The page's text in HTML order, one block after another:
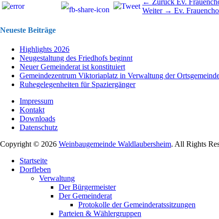
Beitragsnavigation ← Zurück
Beitrag:
Ev.
Weiter → Nächster
Ev.
Neueste Beiträge
Highlights 2026
Neugestaltung des Friedhofs beginnt
Neuer Gemeinderat ist konstituiert
Gemeindezentrum Viktoriaplatz in Verwaltung der
Ruhegelegenheiten für Spaziergänger
Impressum
Kontakt
Downloads
Datenschutz
Copyright © 2026 Weinbaugemeinde Waldlaubersheim. All Rights
oben
scrollen
Startseite
Dorfleben
Verwaltung
Der Bürgermeister
Der Gemeinderat
Protokolle der Gemeinderatssitzungen
Parteien & Wählergruppen